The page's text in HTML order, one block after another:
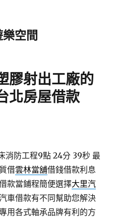
空間
膠射出工廠的
北房屋借款
消防工程9點 24分 39秒 最
借雲林當舖借錢借款利息
款當鋪程簡便選擇大里汽
車借款有不同幫助您解決
用各式軸承品牌有利的方